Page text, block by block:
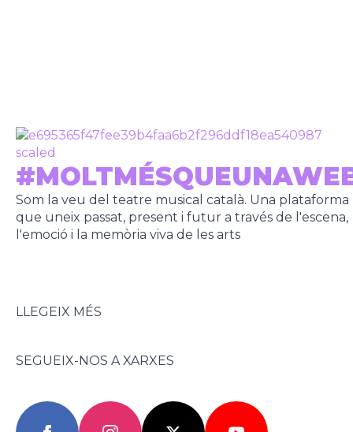
Som la veu del teatre musical català. Una plataforma
que uneix passat, present i futur a través de l'escena,
l'emoció i la memòria viva de les arts
LLEGEIX MÉS
SEGUEIX-NOS A XARXES